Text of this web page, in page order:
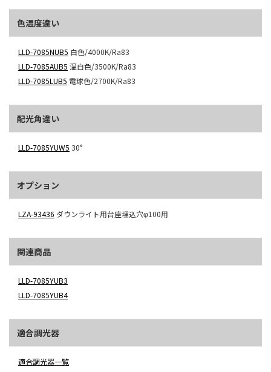
色温度違い
LLD-7085NUB5 白色/4000K/Ra83
LLD-7085AUB5 温白色/3500K/Ra83
LLD-7085LUB5 電球色/2700K/Ra83
配光角違い
LLD-7085YUW5 30°
オプション
LZA-93436 ダウンライト用台座埋込穴φ100用
関連商品
LLD-7085YUB3
LLD-7085YUB4
適合調光器
適合調光器一覧